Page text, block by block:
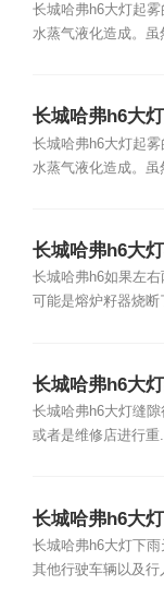
长城哈弗h6大灯起
水蒸气液化造成。虽
长城哈弗h6大
长城哈弗h6大灯起
水蒸气液化造成。虽
长城哈弗h6大
长城哈弗h6如果左
可能是熔炉籽器烧断
长城哈弗h6大
长城哈弗h6大灯缝
或者是维修店进行重
长城哈弗h6大
长城哈弗h6大灯下
其他行驶车辆以及行